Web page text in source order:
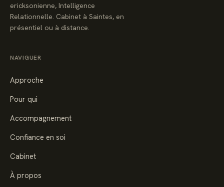
ericksonienne, Intelligence
Relationnelle. Cabinet à Saintes, en
présentiel ou à distance.
NAVIGUER
Approche
Pour qui
Accompagnement
Confiance en soi
Cabinet
À propos